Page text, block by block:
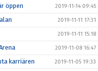
öppen 2019-11-14 09:45
2019-11-11 17:31
2019-11-11 15:18
2019-11-08 16:47
karriären 2019-11-05 19:33